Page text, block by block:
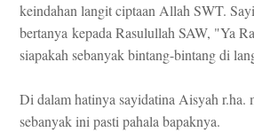
keindahan langit ciptaan Allah SWT.
bertanya kepada Rasulullah SAW, "Ya
siapakah sebanyak bintang-bintang di
Di dalam hatinya sayidatina Aisyah r.ha.
sebanyak ini pasti pahala bapaknya.